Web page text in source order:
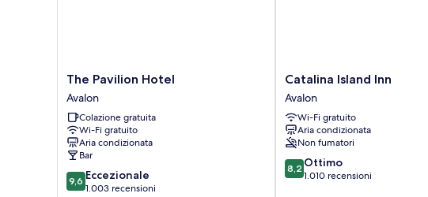
The
Pavilion
Hotel
Avalon
The Pavilion Hotel
Avalon
Colazione gratuita
Wi-Fi gratuito
Aria condizionata
Bar
9.6
su
9,6 Eccezionale
1.003 recensioni
Catalina
Island
Inn
Avalon
Catalina Island Inn
Avalon
Wi-Fi gratuito
Aria condizionata
Non fumatori
8.2
su
8,2 Ottimo
1.010 recensioni